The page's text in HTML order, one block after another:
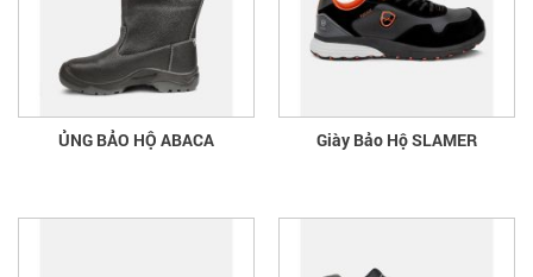
ỦNG BẢO HỘ ABACA Giày Bảo Hộ SLAMER